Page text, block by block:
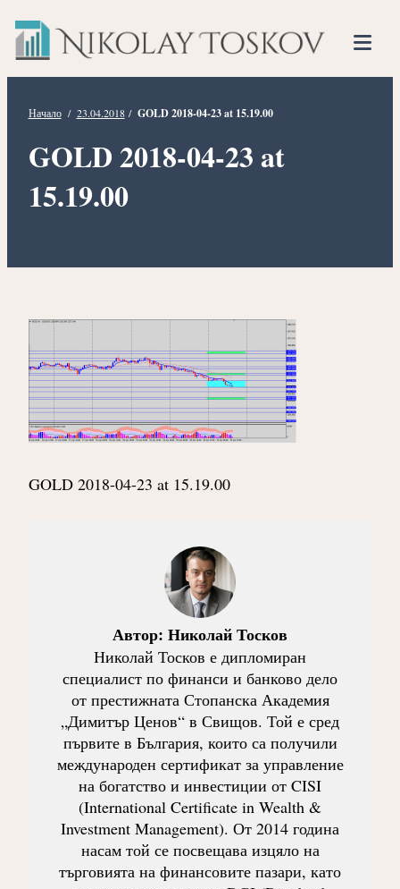
Прескочете
към
съдържанието
Финансов
Начало / 23.04.2018/ GOLD 2018-04-23 at 15.19.00
GOLD 2018-04-23 at
15.19.00
GOLD 2018-04-23 at 15.19.00
Автор: Николай Тосков
Николай Тосков е дипломиран
специалист по финанси и банково дело
от престижната Стопанска Академия
„Димитър Ценов“ в Свищов. Той е сред
първите в България, които са получили
международен сертификат за управление
на богатство и инвестиции от CISI
(International Certificate in Wealth &
Investment Management). От 2014 година
насам той се посвещава изцяло на
търговията на финансовите пазари, като